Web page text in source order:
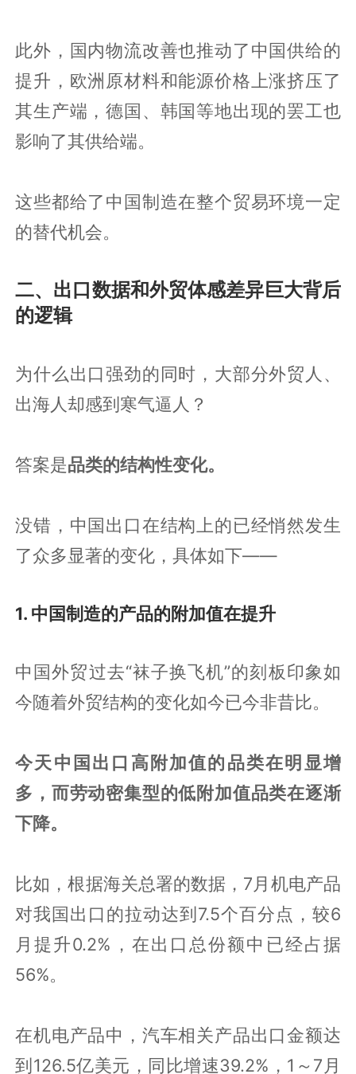
此外，国内物流改善也推动了中国供给的
提升，欧洲原材料和能源价格上涨挤压了
其生产端，德国、韩国等地出现的罢工也
影响了其供给端。
这些都给了中国制造在整个贸易环境一定
的替代机会。
二、出口数据和外贸体感差异巨大背后
的逻辑
为什么出口强劲的同时，大部分外贸人、
出海人却感到寒气逼人？
答案是品类的结构性变化。
没错，中国出口在结构上的已经悄然发生
了众多显著的变化，具体如下——
1. 中国制造的产品的附加值在提升
中国外贸过去“袜子换飞机”的刻板印象如
今随着外贸结构的变化如今已今非昔比。
今天中国出口高附加值的品类在明显增
多，而劳动密集型的低附加值品类在逐渐
下降。
比如，根据海关总署的数据，7月机电产品
对我国出口的拉动达到7.5个百分点，较6
月提升0.2%，在出口总份额中已经占据
56%。
在机电产品中，汽车相关产品出口金额达
到126.5亿美元，同比增速39.2%，1～7月